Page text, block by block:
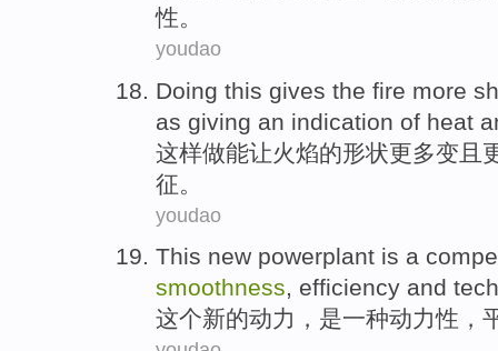
性。
youdao
Doing this gives the fire more
as giving an indication of heat
这样做能让火焰的形状更多变 且
征 。
youdao
This new powerplant is a
smoothness, efficiency and
这个新的动力 ， 是一种动力性 ，